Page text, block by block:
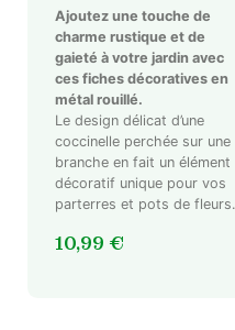
Ajoutez une touche de
charme rustique et de
gaieté à votre jardin avec
ces fiches décoratives en
métal rouillé.
Le design délicat d’une
coccinelle perchée sur une
branche en fait un élément
décoratif unique pour vos
parterres et pots de fleurs.
10,99 €